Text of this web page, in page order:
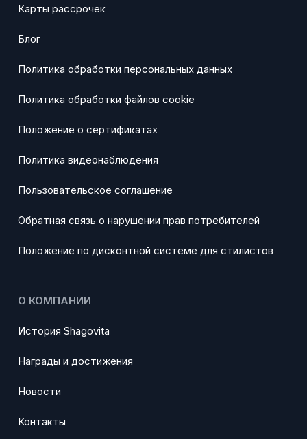
Карты рассрочек
Блог
Политика обработки персональных данных
Политика обработки файлов cookie
Положение о сертификатах
Политика видеонаблюдения
Пользовательское соглашение
Обратная связь о нарушении прав потребителей
Положение по дисконтной системе для стилистов
О КОМПАНИИ
История Shagovita
Награды и достижения
Новости
Контакты